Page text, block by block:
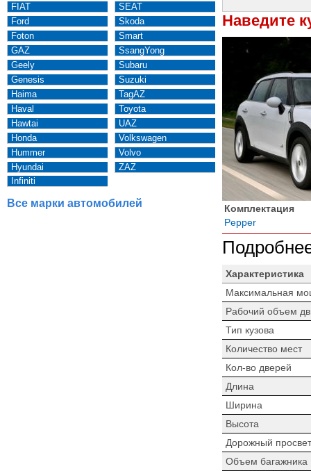
FIAT
Ford
Foton
GAZ
Geely
Genesis
Haima
Haval
Hawtai
Honda
Hummer
Hyundai
Infiniti
SEAT
Skoda
Smart
SsangYong
Subaru
Suzuki
TagAZ
Toyota
UAZ
Volkswagen
Volvo
ZAZ
Все марки автомобилей
Наведите
Комплектация
Pepper
Характеристика
Максимальная
Рабочий объем
Тип кузова
Количество мест
Кол-во дверей
Длина
Ширина
Высота
Дорожный просвет
Объем багажника